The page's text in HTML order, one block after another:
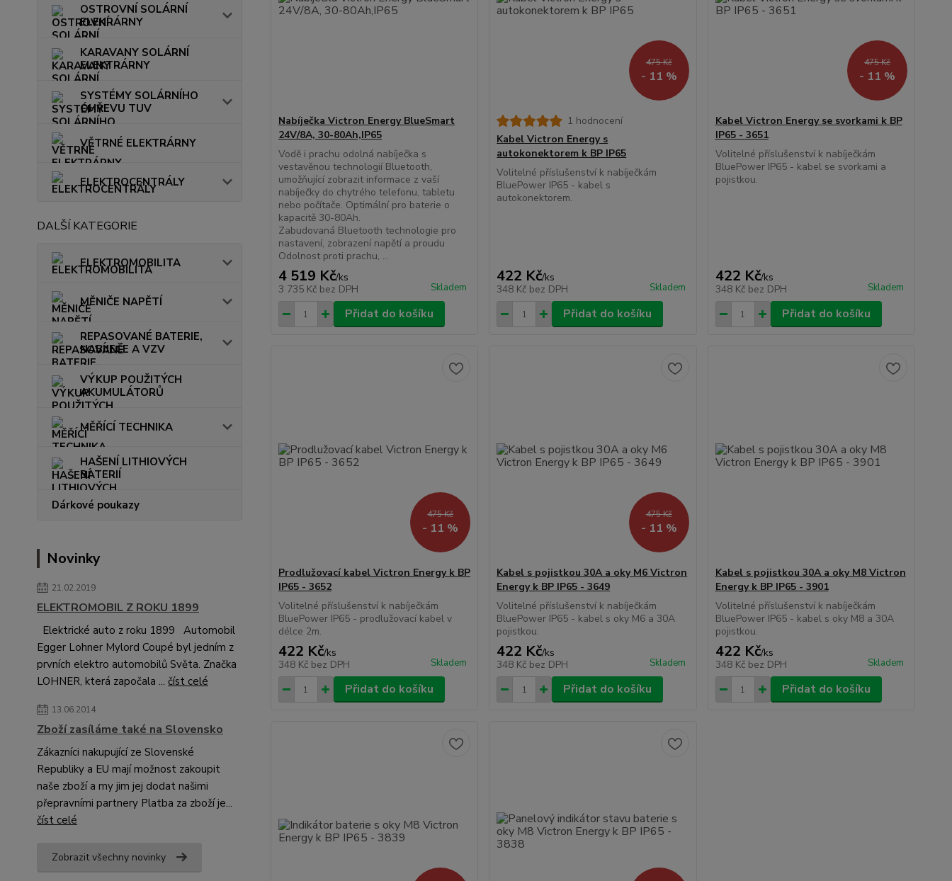
OSTROVNÍ SOLÁRNÍ
ELEKRÁRNY
KARAVANY SOLÁRNÍ
ELEKTRÁRNY
SYSTÉMY SOLÁRNÍHO
OHŘEVU TUV
VĚTRNÉ ELEKTRÁRNY
ELEKTROCENTRÁLY
DALŠÍ KATEGORIE
ELEKTROMOBILITA
MĚNIČE NAPĚTÍ
REPASOVANÉ BATERIE,
NABÍJEČE A VZV
VÝKUP POUŽITÝCH
AKUMULÁTORŮ
MĚŘÍCÍ TECHNIKA
HAŠENÍ LITHIOVÝCH
BATERIÍ
Dárkové poukazy
Novinky
21.02.2019
ELEKTROMOBIL Z ROKU 1899
Elektrické auto z roku 1899 Automobil
Egger Lohner Mylord Coupé byl jedním z
prvních elektro automobilů Světa. Značka
LOHNER, která započala ... číst celé
13.06.2014
Zboží zasíláme také na Slovensko
Zákazníci nakupující ze Slovenské
Republiky a EU mají možnost zakoupit
naše zboží a my jim jej dodat našimi
přepravními partnery Platba za zboží je...
číst celé
Zobrazit všechny novinky
Nabíječka Victron Energy BlueSmart
24V/8A, 30-80Ah,IP65
Vodě i prachu odolná nabíječka s
vestavěnou technologií Bluetooth,
umožňující zobrazit informace z vaší
nabíječky do chytrého telefonu, tabletu
nebo počítače. Optimální pro baterie o
kapacitě 30-80Ah.
Zabudovaná Bluetooth technologie pro
nastavení, zobrazení napětí a proudu
Odolnost proti prachu, ...
4 519 Kč/ks
3 735 Kč bez DPH Skladem
Přidat do košíku
475 Kč
- 11 %
1 hodnocení
Kabel Victron Energy s
autokonektorem k BP IP65
Volitelné příslušenství k nabíječkám
BluePower IP65 - kabel s
autokonektorem.
422 Kč/ks
348 Kč bez DPH Skladem
Přidat do košíku
475 Kč
- 11 %
Kabel Victron Energy se svorkami k BP
IP65 - 3651
Volitelné příslušenství k nabíječkám
BluePower IP65 - kabel se svorkami a
pojistkou.
422 Kč/ks
348 Kč bez DPH Skladem
Přidat do košíku
475 Kč
- 11 %
Prodlužovací kabel Victron Energy k BP
IP65 - 3652
Volitelné příslušenství k nabíječkám
BluePower IP65 - prodlužovací kabel v
délce 2m.
422 Kč/ks
348 Kč bez DPH Skladem
Přidat do košíku
475 Kč
- 11 %
Kabel s pojistkou 30A a oky M6 Victron
Energy k BP IP65 - 3649
Volitelné příslušenství k nabíječkám
BluePower IP65 - kabel s oky M6 a 30A
pojistkou.
422 Kč/ks
348 Kč bez DPH Skladem
Přidat do košíku
Kabel s pojistkou 30A a oky M8 Victron
Energy k BP IP65 - 3901
Volitelné příslušenství k nabíječkám
BluePower IP65 - kabel s oky M8 a 30A
pojistkou.
422 Kč/ks
348 Kč bez DPH Skladem
Přidat do košíku